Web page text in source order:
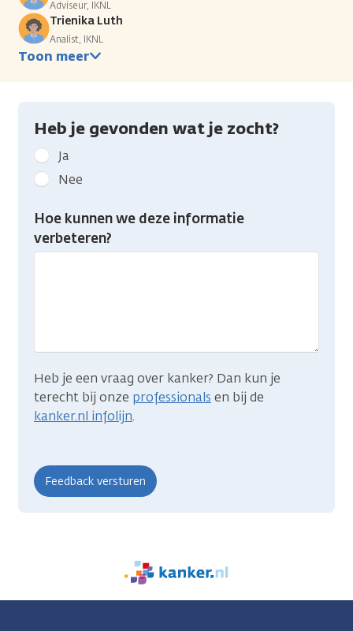
Adviseur, IKNL
Trienika Luth
Analist, IKNL
Toon meer
Heb je gevonden wat je zocht?
Geef
kanker.nl
feedback:
Heb
gevonden
Ja
Nee
Hoe kunnen we deze informatie
verbeteren?
Heb je een vraag over kanker? Dan kun je
terecht bij onze professionals en bij de
kanker.nl infolijn.
We
zijn